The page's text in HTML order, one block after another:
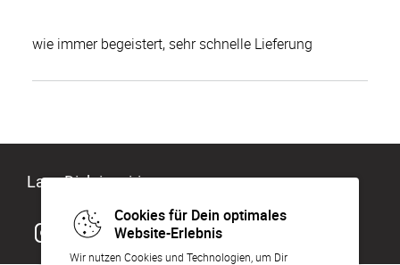
Cookies für Dein optimales
Website-Erlebnis
Wir nutzen Cookies und Technologien, um Dir
wie immer begeistert, sehr schnelle Lieferung
Lass Dich inspirieren